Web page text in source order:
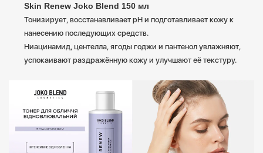
Skin Renew Joko Blend 150 мл
Тонизирует, восстанавливает pH и подготавливает кожу к
нанесению последующих средств.
Ниацинамид, центелла, ягоды годжи и пантенол увлажняют,
успокаивают раздражённую кожу и улучшают её текстуру.